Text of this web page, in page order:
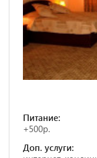
Питание:
+500р.
Доп. услуги: